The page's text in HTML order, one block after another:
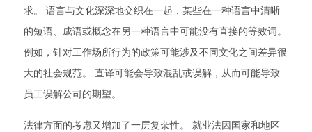
求。 语言与文化深深地交织在一起，某些在一种语言中清晰
的短语、成语或概念在另一种语言中可能没有直接的等效词。
例如，针对工作场所行为的政策可能涉及不同文化之间差异很
大的社会规范。 直译可能会导致混乱或误解，从而可能导致
员工误解公司的期望。
法律方面的考虑又增加了一层复杂性。 就业法因国家和地区